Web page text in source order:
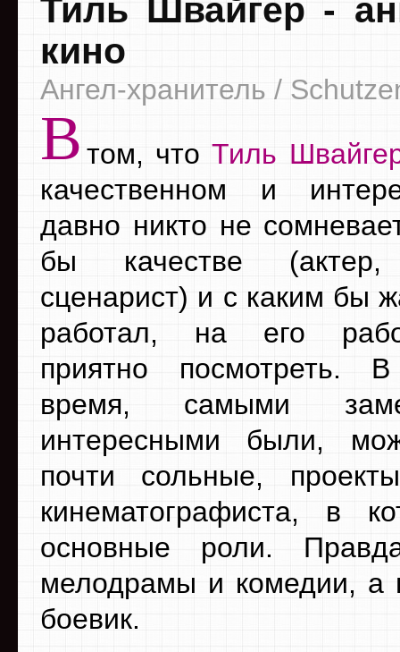
Тиль Швайгер -
кино
Ангел-хранитель /
В том, чтоТиль
качественном и
давно никто не
бы качестве (актер,
сценарист) и с каким бы
работал, на его
приятно посмотреть.
время, самыми
интересными были,
почти сольные,
кинематографиста, в
основные роли.
мелодрамы и комедии, а
боевик.